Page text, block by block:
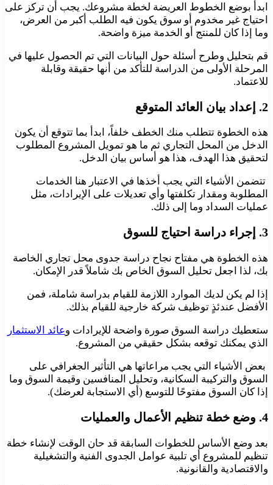
ابدأ بوضع الخطوط العريضة لخطة مشروعك. يجب أن تركز على
احتياج غير مخدوم أو سوق يكون فيه الطلب أكبر من العرض،
وما إذا كان للمنتج أو الخدمة ميزة واضحة.
قم بتحليل وطرح أسئلة حول البيانات التي تم الحصول عليها في
المرحلة الأولى من الدراسة للتأكد من أنها حقيقة وقابلة
للاعتماد.
2. إعداد بيان العائد المتوقع
هذه الخطوة تتطلب منك الخطف خلفاً، ابدأ بما تتوقع أن يكون
الدخل من المحل التجاري ثم ما هو تمويل المشروع المطلوب
لتحقيق هذا الهدف، هذا هو أساس بيان الدخل.
تتضمن الأشياء التي يجب أخذها في الاعتبار هنا الخدمات
المطلوبة ومقدار تكلفتها وأي تعديلات على الإيرادات، مثل
عمليات السداد وما إلى ذلك.
3. إجراء دراسة احتياج للسوق
هذه الخطوة هي مفتاح نجاح دراسة جدوى محل تجاري الخاصة
بك، لذا اجعل تحليل السوق الخاص بك شاملاً قدر الإمكان.
إذا لم يكن لديك الموارد اللازمة للقيام بدراسة شاملة، فمن
الأفضل عندئذٍ توظيف شركة خارجية للقيام بذلك.
ستعطيك دراسة السوق صورة واضحة للإيرادات وعائد الاستثمار
الذي يمكنك توقعه بشكل حقيقي من المشروع.
بعض الأشياء التي يجب مراعاتها هي التأثير الجغرافي على
السوق والتركيبة السكانية، وتحليل المنافسين وقيمة السوق وما
إذا كان السوق مفتوحًا للتوسع (أي الاستجابة لعرضك).
4. وضع خطة تنظيم الأعمال والعمليات
بعد وضع الأساس للخطوات السابقة قد حان الوقت لإنشاء خطة
تنظيم للمشروع أي تلبية عوامل الجدوى الفنية والتشغيلية
والاقتصادية والقانونية.